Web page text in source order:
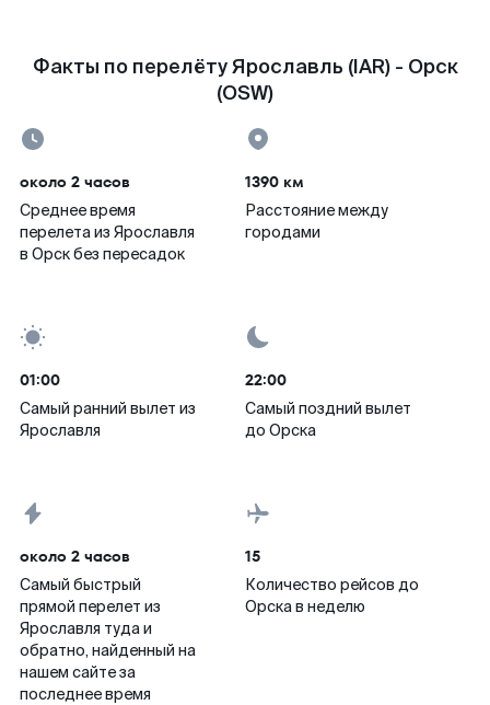
Факты по перелёту Ярославль (IAR) - Орск
(OSW)
около 2 часов
Среднее время
перелета из Ярославля
в Орск без пересадок
1390 км
Расстояние между
городами
01:00
Самый ранний вылет из
Ярославля
22:00
Самый поздний вылет
до Орска
около 2 часов
Самый быстрый
прямой перелет из
Ярославля туда и
обратно, найденный на
нашем сайте за
последнее время
15
Количество рейсов до
Орска в неделю